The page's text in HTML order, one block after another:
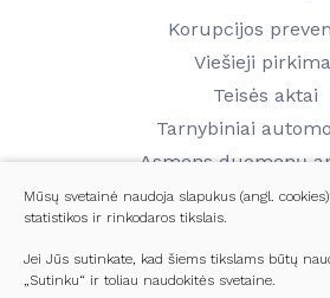
Korupcijos
Viešieji
Teisės aktai
Tarnybiniai
Asmens duomenų
Finansinių ataskaitų
Darbo
Kontaktai
Mūsų svetainė naudoja slapukus (angl.
statistikos ir rinkodaros tikslais.
Jei Jūs sutinkate, kad šiems tikslams būtų
„Sutinku“ ir toliau naudokitės svetaine.